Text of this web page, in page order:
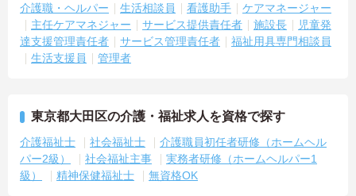
介護職・ヘルパー 生活相談員 看護助手
ケアマネージャー
主任ケアマネジャー
サービス提供責任者 施設長
児童発
達支援管理責任者
サービス管理責任者
福祉用具専門相談員
生活支援員
管理者
東京都大田区の介護・福祉求人を資格で探す
介護福祉士 社会福祉士
介護職員初任者研修（ホームヘル
パー2級）
社会福祉主事
実務者研修（ホームヘルパー1
級）
精神保健福祉士 無資格OK